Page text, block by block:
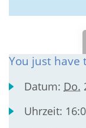
You just have
Datum: Do.
Uhrzeit: